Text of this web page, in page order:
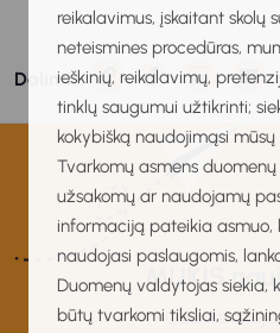
reikalavimus, įskaitant skolų
neteismines procedūras,
ieškinių, reikalavimų,
tinklų saugumui užtikrinti;
kokybišką naudojimąsi
Tvarkomų asmens
užsakomų ar naudojamų
informaciją pateikia asmuo,
naudojasi paslaugomis,
Duomenų valdytojas siekia,
būtų tvarkomi tiksliai,
Dalintis:
MUKIS
Gaukite